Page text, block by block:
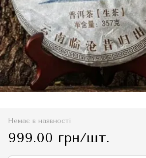
Немає в наявності
999.00 грн/шт.